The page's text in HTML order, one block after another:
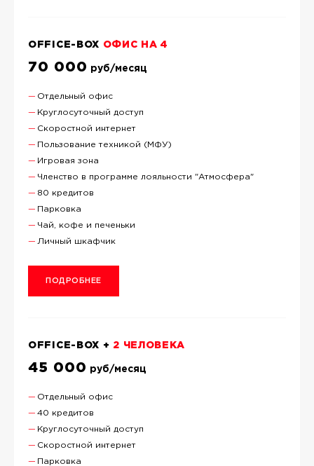
OFFICE-BOX ОФИС НА 4
70 000 руб/месяц
Отдельный офис
Круглосуточный доступ
Скоростной интернет
Пользование техникой (МФУ)
Игровая зона
Членство в программе лояльности "Атмосфера"
80 кредитов
Парковка
Чай, кофе и печеньки
Личный шкафчик
ПОДРОБНЕЕ
OFFICE-BOX + 2 ЧЕЛОВЕКА
45 000 руб/месяц
Отдельный офис
40 кредитов
Круглосуточный доступ
Скоростной интернет
Парковка